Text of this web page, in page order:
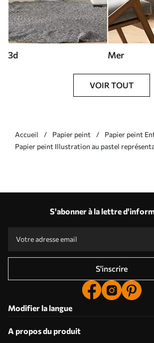
3d Mer
VOIR TOUT
Accueil Papier peint
Papier peint
Papier peint Illustration au pastel
S'abonner à la lettre
S'inscrire
Modifier la langue
A propos du produit